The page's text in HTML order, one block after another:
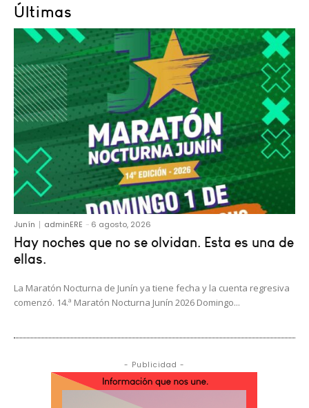
Últimas
Junín adminERE - 6 agosto, 2026
Hay noches que no se olvidan. Esta es una de
ellas.
La Maratón Nocturna de Junín ya tiene fecha y la cuenta regresiva
comenzó. 14.ª Maratón Nocturna Junín 2026 Domingo...
- Publicidad -